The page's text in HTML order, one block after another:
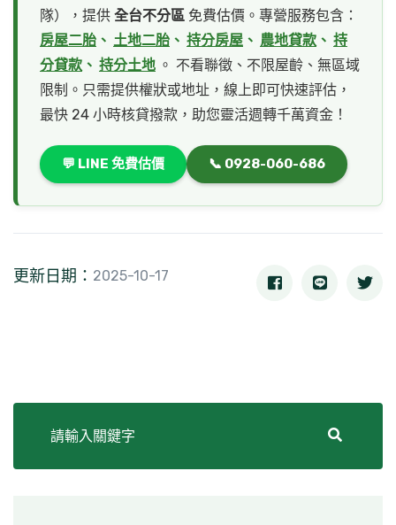
隊），提供 全台不分區 免費估價。專營服務包含：
房屋二胎 、 土地二胎 、 持分房屋 、 農地貸款 、 持
分貸款 、 持分土地 。 不看聯徵、不限屋齡、無區域
限制。只需提供權狀或地址，線上即可快速評估，
最快 24 小時核貸撥款，助您靈活週轉千萬資金！
💬 LINE 免費估價 📞 0928-060-686
更新日期： 2025-10-17